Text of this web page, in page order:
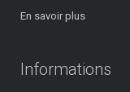
En savoir plus
Informations